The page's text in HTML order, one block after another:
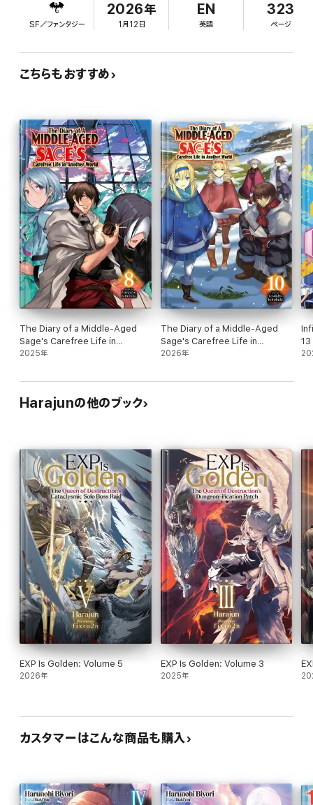
But what’s the point of building nightmares if you can’t test
them? The elves of the Kingdom of Portely raze a Hilithian town
under Leah’s protection, and from the heavens descend an
perfect prey. Leah will crush them all on her way to becoming
the greatest villain the world has ever known.
SF／ファンタジー
2026年
1月12日
EN
英語
323
ページ
こちらもおすすめ
The Diary of a Middle-Aged
Sage's Carefree Life in
Another World: Volume 8
2025年
The Diary of a Middle-Aged
Sage's Carefree Life in
Another World: Volume 10
2026年
13
Harajunの他のブック
EXP Is Golden: Volume 5
2026年
EXP Is Golden: Volume 3
2025年
カスタマーはこんな商品も購入